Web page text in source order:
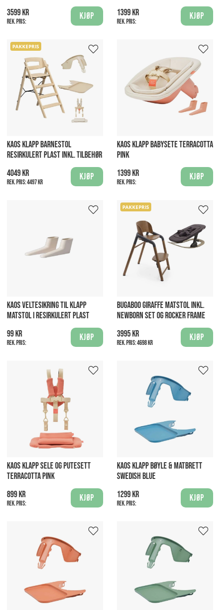
3599 kr
Rek. pris:
Kjøp
1399 kr
Rek. pris:
Kjøp
PAKKEPRIS
KAOS KLAPP BARNESTOL
RESIRKULERT PLAST INKL. TILBEHØR
4049 kr
Rek. pris:4497 kr
Kjøp
KAOS KLAPP BABYSETE TERRACOTTA
PINK
1399 kr
Rek. pris:
Kjøp
KAOS VELTESIKRING TIL KLAPP
MATSTOL I RESIRKULERT PLAST
99 kr
Rek. pris:
Kjøp
PAKKEPRIS
BUGABOO GIRAFFE MATSTOL INKL.
NEWBORN SET OG ROCKER FRAME
3995 kr
Rek. pris:4698 kr
Kjøp
KAOS KLAPP SELE OG PUTESETT
TERRACOTTA PINK
899 kr
Rek. pris:
Kjøp
KAOS KLAPP BØYLE & MATBRETT
SWEDISH BLUE
1299 kr
Rek. pris:
Kjøp